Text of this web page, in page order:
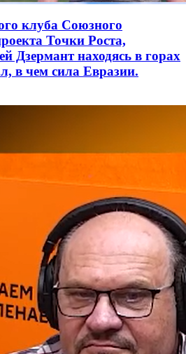
клуба Союзного
Точки Роста,
Дзермант находясь в горах
в чем сила Евразии.